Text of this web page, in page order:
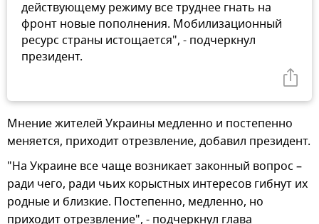
действующему режиму все труднее гнать на
фронт новые пополнения. Мобилизационный
ресурс страны истощается", - подчеркнул
президент.
Мнение жителей Украины медленно и постепенно
меняется, приходит отрезвление, добавил президент.
"На Украине все чаще возникает законный вопрос –
ради чего, ради чьих корыстных интересов гибнут их
родные и близкие. Постепенно, медленно, но
приходит отрезвление", - подчеркнул глава